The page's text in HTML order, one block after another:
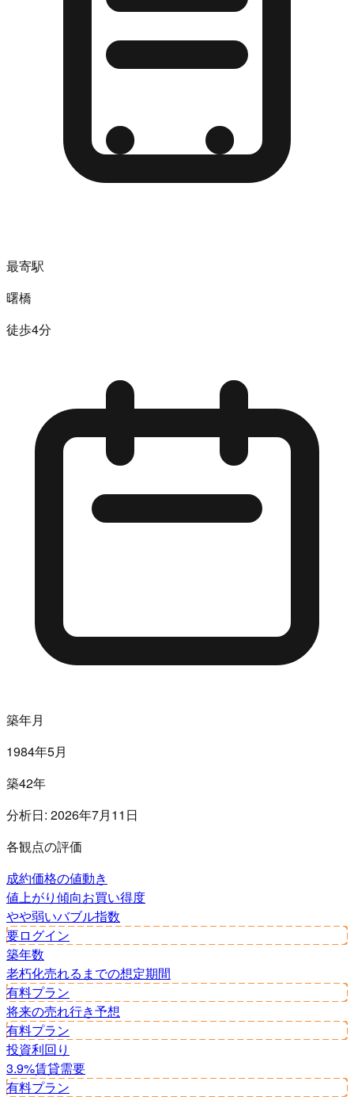
最寄駅
曙橋
徒歩4分
築年月
1984年5月
築42年
分析日: 2026年7月11日
各観点の評価
成約価格の値動き
値上がり傾向お買い得度
やや弱いバブル指数
要ログイン
築年数
老朽化売れるまでの想定期間
有料プラン
将来の売れ行き予想
有料プラン
投資利回り
3.9%賃貸需要
有料プラン